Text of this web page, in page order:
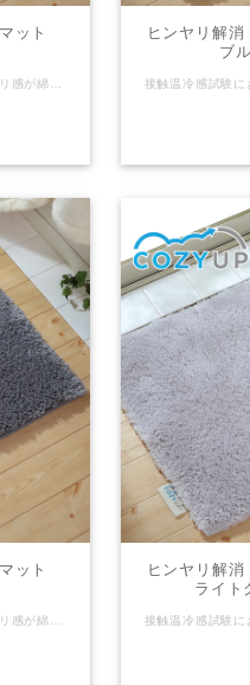
マット
ヒンヤリ解
ブ
マット
接触温冷感試験において湿潤時のヒンヤリ感が綿の約1/7の高機能な糸を使用しております。 さらに、30mmの長い毛足がお風呂上がりの足裏を優しく包み込みます。 ※ヒンヤリ感には個人差がございます。 ※写真は縦50cmX横70cmの画像です。 税抜き：¥3,890 税込み：¥4,280 商品サイズ：縦50cm x 横70cm 組成：パイル/ポリエステル100％ 色：グレー パイルの長さ：30mm 滑り止めの有無：有 滑り止め加工：ホットメルト樹脂の塗付（ＥＶＡ） 洗濯：洗濯機可（ネット使用） 生産国：日本
ヒンヤリ解
ライト